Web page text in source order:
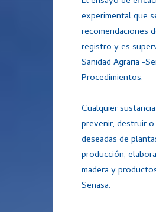
experimental que
recomendaciones
registro y es
Sanidad Agraria -
Procedimientos.
Cualquier
prevenir, destruir
deseadas de
producción,
madera y
Senasa.